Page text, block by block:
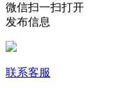
微信扫一扫打开
发布信息
联系客服